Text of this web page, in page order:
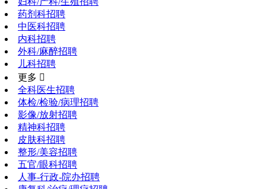
药剂科招聘
中医科招聘
内科招聘
外科/麻醉招聘
儿科招聘
更多 
全科医生招聘
体检/检验/病理招聘
影像/放射招聘
精神科招聘
皮肤科招聘
整形/美容招聘
五官/眼科招聘
人事-行政-院办招聘